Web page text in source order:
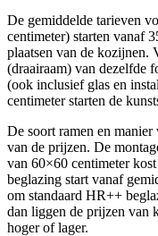
De gemiddelde tarieven
centimeter) starten vanaf
plaatsen van de kozijnen.
(draairaam) van dezelfde
(ook inclusief glas en
centimeter starten de
De soort ramen en
van de prijzen. De
van 60×60 centimeter
beglazing start vanaf
om standaard HR++
dan liggen de prijzen van
hoger of lager.